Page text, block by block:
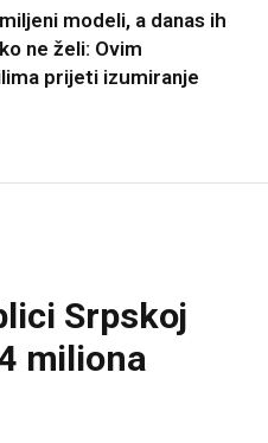
modeli, a danas ih
ne želi: Ovim
prijeti izumiranje
Srpskoj
miliona